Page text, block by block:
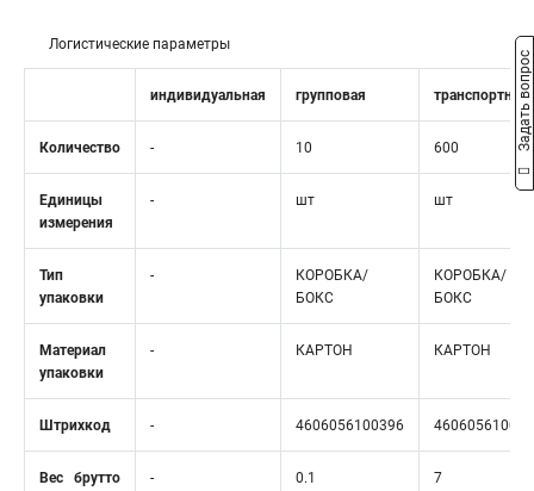
Логистические параметры
индивидуальная групповая транспортная
Количество - 10 600
Единицы
измерения
- шт шт
Тип
упаковки
-
КОРОБКА/
БОКС
КОРОБКА/
БОКС
Материал
упаковки
- КАРТОН КАРТОН
Штрихкод - 4606056100396
Вес брутто
- 0.1 7
Задать вопрос